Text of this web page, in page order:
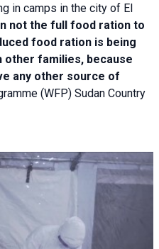
in camps in the city of El
not the full food ration to
food ration is being
other families, because
any other source of
(WFP) Sudan Country